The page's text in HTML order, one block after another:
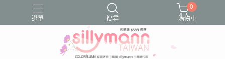
選單 搜尋
0
購物車